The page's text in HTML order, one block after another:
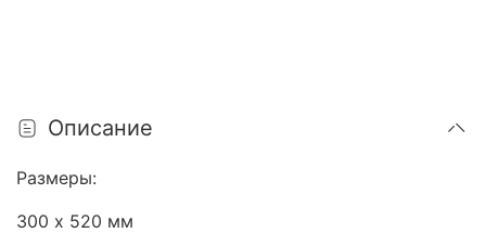
Описание
Размеры:
300 х 520 мм